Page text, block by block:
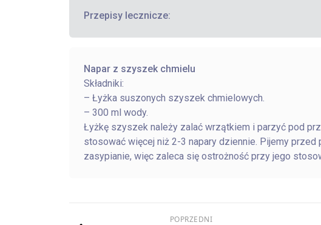
Przepisy lecznicze:
Napar z szyszek chmielu
Składniki:
– Łyżka suszonych szyszek chmielowych.
– 300 ml wody.
Łyżkę szyszek należy zalać wrzątkiem i parzyć pod
stosować więcej niż 2-3 napary dziennie. Pijemy przed
zasypianie, więc zaleca się ostrożność przy jego
POPRZEDNI